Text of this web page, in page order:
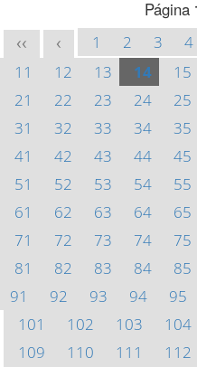
Página
<< < 1 2 3 4
11
12 13 14 15
21
22 23 24 25
31
32 33 34 35
41
42 43 44 45
51
52 53 54 55
61
62 63 64 65
71
72 73 74 75
81
82 83 84 85
91
92 93 94 95
101
102 103 104
109
110 111 112